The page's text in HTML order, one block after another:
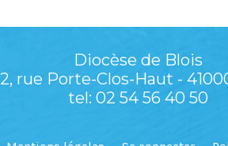
Diocèse de Blois
2, rue Porte-Clos-Haut -
tel: 02 54 56 40 50